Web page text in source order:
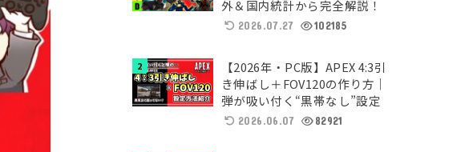
外＆国内統計から完全解説！
2026.07.27 102185
【2026年・PC版】APEX 4:3引
き伸ばし＋FOV120の作り方｜
弾が吸い付く“黒帯なし”設定
2026.06.07 82921